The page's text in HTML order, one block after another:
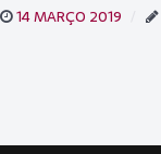
14 MARÇO 2019